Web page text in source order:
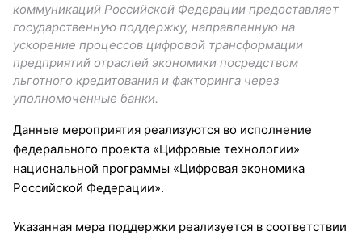
коммуникаций Российской Федерации предоставляет
государственную поддержку, направленную на
ускорение процессов цифровой трансформации
предприятий отраслей экономики посредством
льготного кредитования и факторинга через
уполномоченные банки.
Данные мероприятия реализуются во исполнение
федерального проекта «Цифровые технологии»
национальной программы «Цифровая экономика
Российской Федерации».
Указанная мера поддержки реализуется в соответствии